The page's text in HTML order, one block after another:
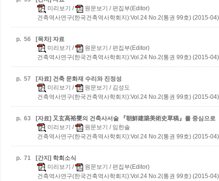
미리보기 / 원문보기 / 편집부(Editor)
건축역사연구(한국건축역사학회지):Vol.24 No.2(통권 99호) (2015-04)
p. 56
[목차] 자료
미리보기 / 원문보기 / 편집부(Editor)
건축역사연구(한국건축역사학회지):Vol.24 No.2(통권 99호) (2015-04)
p. 57
[자료] 건축 문화재 수리와 진정성
미리보기 / 원문보기 / 김성도
건축역사연구(한국건축역사학회지):Vol.24 No.2(통권 99호) (2015-04)
p. 63 [자료] 又玄高裕燮의 건축사서술
『朝鮮建築美術史草稿』를 중심으로
미리보기 / 원문보기 / 임한솔
건축역사연구(한국건축역사학회지):Vol.24 No.2(통권 99호) (2015-04)
p. 71
[간지] 학회소식
미리보기 / 원문보기 / 편집부(Editor)
건축역사연구(한국건축역사학회지):Vol.24 No.2(통권 99호) (2015-04)